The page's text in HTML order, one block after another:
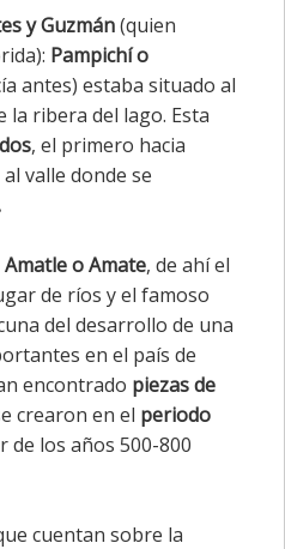
y Guzmán(quien
Pampichí o
antes) estaba situado al
la ribera del lago. Esta
, el primero hacia
valle donde se
Amatle o Amate, de ahí el
de ríos y el famoso
del desarrollo de una
en el país de
encontrado piezas de
crearon en el periodo
de los años 500-800
cuentan sobre la